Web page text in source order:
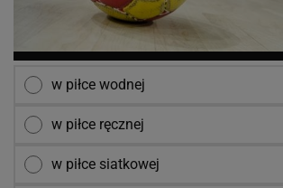
w piłce wodnej
w piłce ręcznej
w piłce siatkowej